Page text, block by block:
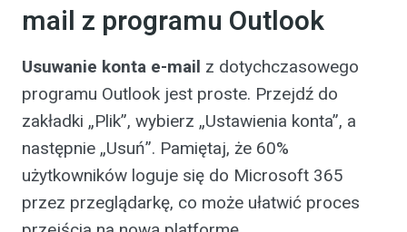
mail z programu Outlook
Usuwanie konta e-mail z dotychczasowego
programu Outlook jest proste. Przejdź do
zakładki „Plik”, wybierz „Ustawienia konta”, a
następnie „Usuń”. Pamiętaj, że 60%
użytkowników loguje się do Microsoft 365
przez przeglądarkę, co może ułatwić proces